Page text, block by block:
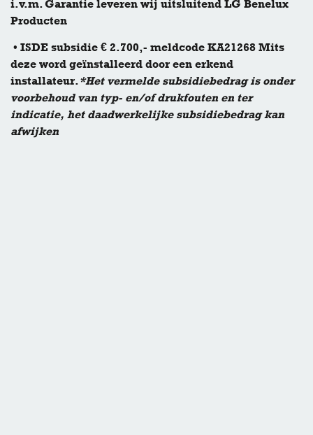
i.v.m. Garantie leveren wij uitsluitend LG Benelux
Producten
• ISDE subsidie € 2.700,- meldcode KA21268 Mits
deze word geïnstalleerd door een erkend
installateur.*Het vermelde subsidiebedrag is onder
voorbehoud van typ- en/of drukfouten en ter
indicatie, het daadwerkelijke subsidiebedrag kan
afwijken